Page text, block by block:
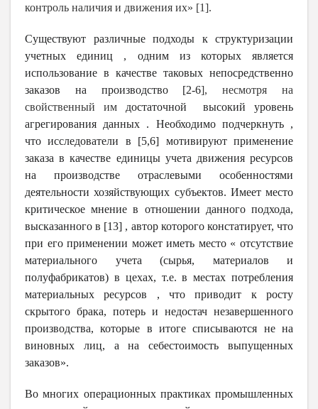
контроль наличия и движения их» [1].
Существуют различные подходы к структуризации
учетных единиц , одним из которых является
использование в качестве таковых непосредственно
заказов на производство [2-6], несмотря на
свойственный им достаточной высокий уровень
агрегирования данных . Необходимо подчеркнуть ,
что исследователи в [5,6] мотивируют применение
заказа в качестве единицы учета движения ресурсов
на производстве отраслевыми особенностями
деятельности хозяйствующих субъектов. Имеет место
критическое мнение в отношении данного подхода,
высказанного в [13] , автор которого констатирует, что
при его применении может иметь место « отсутствие
материального учета (сырья, материалов и
полуфабрикатов) в цехах, т.е. в местах потребления
материальных ресурсов , что приводит к росту
скрытого брака, потерь и недостач незавершенного
производства, которые в итоге списываются не на
виновных лиц, а на себестоимость выпущенных
заказов».
Во многих операционных практиках промышленных